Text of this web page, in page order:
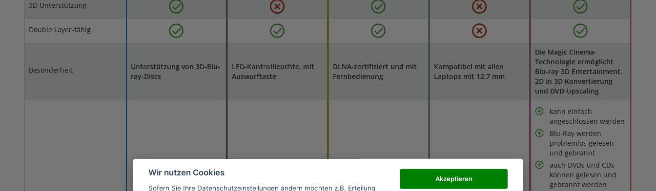
3D Unterstützung
Double Layer-fähig
Besonderheit
Unterstützung von 3D-Blu-
ray-Discs
LED-Kontrollleuchte, mit
Auswurftaste
DLNA-zertifiziert und mit
Fernbedienung
Kompatibel mit allen
Laptops mit 12,7 mm
Die Magic Cinema-
Technologie ermöglicht
Blu-ray 3D Entertainment,
2D in 3D Konvertierung
und DVD-Upscaling
kann einfach
angeschlossen werden
Blu-Ray werden
problemlos gelesen
und gebrannt
auch DVDs und CDs
können gelesen und
gebrannt werden
Wir nutzen Cookies
Sofern Sie Ihre Datenschutzeinstellungen ändern möchten z.B. Erteilung
Akzeptieren